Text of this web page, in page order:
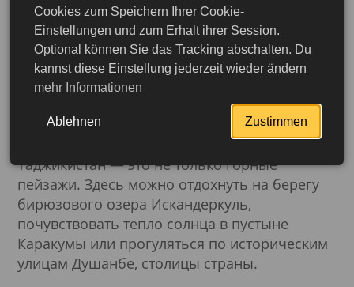
Таджикистан
Представьте себе: вы стоите на краю ущелья,
воздух пропитан ароматом горных трав, а
перед вами раскинулась панорама
заснеженных вершин, коснувшихся неба.
Памир — «Крыша мира», где время течёт
медленно, а природа очаровывает своей
нетронутой красотой.
Таджикистан — это не только горные
пейзажи. Здесь можно отдохнуть на берегу
бирюзового озера Искандеркуль,
почувствовать тепло солнца в пустыне
Каракумы или прогуляться по историческим
улицам Душанбе, столицы страны.
Cookies zum Speichern Ihrer Cookie-
Einstellungen und zum Erhalt ihrer Session.
Optional können Sie das Tracking abschalten. Du
kannst diese Einstellung jederzeit wieder ändern
mehr Informationen
Ablehnen Zustimmen